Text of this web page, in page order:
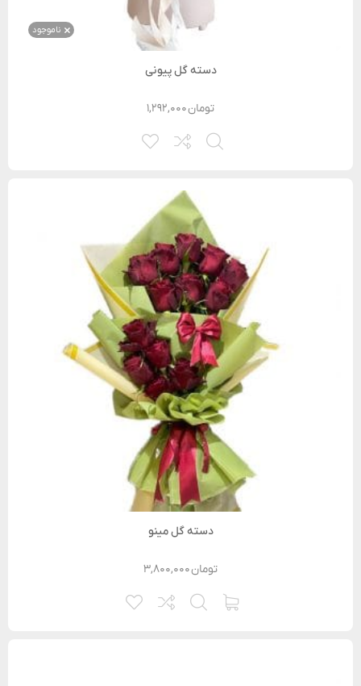
ناموجود
دسته گل پیونی
۱,۲۹۲,۰۰۰تومان
دسته گل مینو
۳,۸۰۰,۰۰۰تومان